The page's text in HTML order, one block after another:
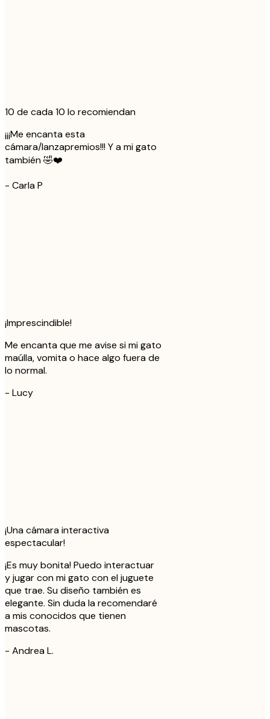
10 de cada 10 lo recomiendan
¡¡¡Me encanta esta
cámara/lanzapremios!!! Y a mi gato
también 🤣❤️
- Carla P
¡Imprescindible!
Me encanta que me avise si mi gato
maúlla, vomita o hace algo fuera de
lo normal.
- Lucy
¡Una cámara interactiva
espectacular!
¡Es muy bonita! Puedo interactuar
y jugar con mi gato con el juguete
que trae. Su diseño también es
elegante. Sin duda la recomendaré
a mis conocidos que tienen
mascotas.
- Andrea L.